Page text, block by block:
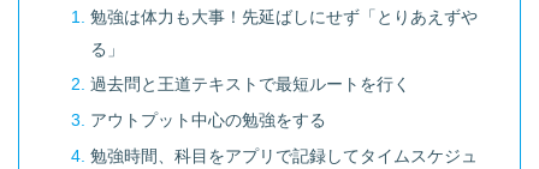
勉強は体力も大事！先延ばしにせず「とりあえずや
る」
過去問と王道テキストで最短ルートを行く
アウトプット中心の勉強をする
勉強時間、科目をアプリで記録してタイムスケジュ